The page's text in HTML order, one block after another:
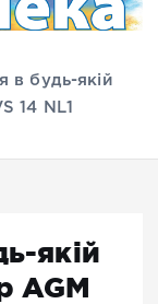
в будь-якій
14 NL1
якій
AGM